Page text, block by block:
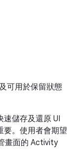
可用於保留狀態
儲存及還原 UI
要。使用者會期望
畫面的 Activity